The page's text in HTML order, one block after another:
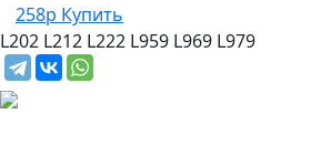
258р Купить
L202 L212 L222 L959 L969 L979